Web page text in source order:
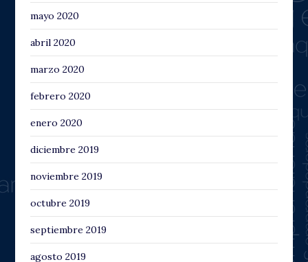
mayo 2020
abril 2020
marzo 2020
febrero 2020
enero 2020
diciembre 2019
noviembre 2019
octubre 2019
septiembre 2019
agosto 2019